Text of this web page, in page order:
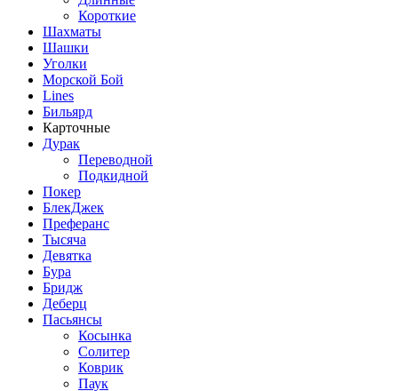
Короткие
Шахматы
Шашки
Уголки
Морской Бой
Lines
Бильярд
Карточные
Дурак
Переводной
Подкидной
Покер
БлекДжек
Преферанс
Тысяча
Девятка
Бура
Бридж
Деберц
Пасьянсы
Косынка
Солитер
Коврик
Паук